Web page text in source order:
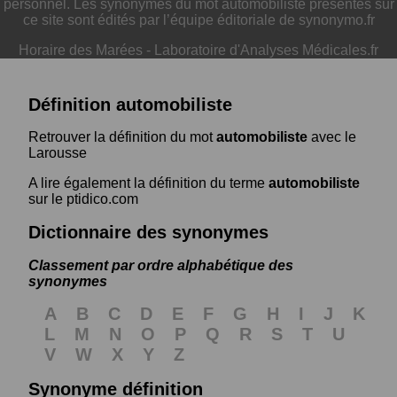
personnel. Les synonymes du mot automobiliste présentés sur
ce site sont édités par l’équipe éditoriale de synonymo.fr
Horaire des Marées - Laboratoire d'Analyses Médicales.fr
Définition automobiliste
Retrouver la définition du motautomobiliste avec le
Larousse
A lire également la définition du terme automobiliste
sur le ptidico.com
Dictionnaire des synonymes
Classement par ordre alphabétique des
synonymes
A B C D E F G H I J
K
L
M N O P Q R S T
U
V
W X Y
Z
Synonyme définition